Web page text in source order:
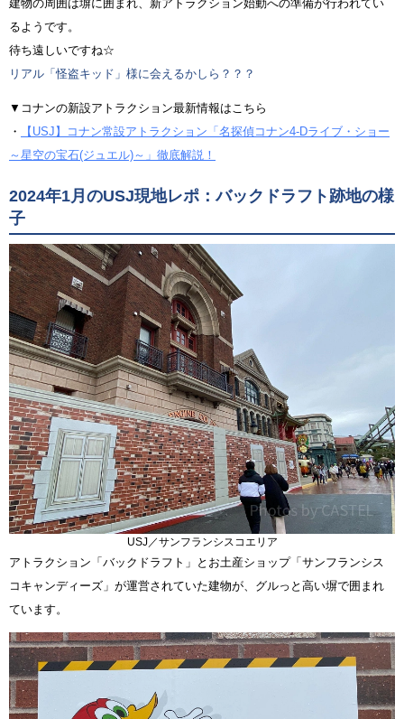
建物の周囲は塀に囲まれ、新アトラクション始動への準備が行われてい
るようです。
待ち遠しいですね☆
リアル「怪盗キッド」様に会えるかしら？？？
▼コナンの新設アトラクション最新情報はこちら
・
【USJ】コナン常設アトラクション「名探偵コナン4-Dライブ・ショー
～星空の宝石(ジュエル)～」徹底解説！
2024年1月のUSJ現地レポ：バックドラフト跡地の様
子
USJ／サンフランシスコエリア
アトラクション「バックドラフト」とお土産ショップ「サンフランシス
コキャンディーズ」が運営されていた建物が、グルっと高い塀で囲まれ
ています。